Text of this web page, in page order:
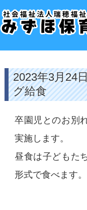
2023年3月24
グ給食
卒園児とのお別
実施します。
昼食は子どもた
形式で食べます。